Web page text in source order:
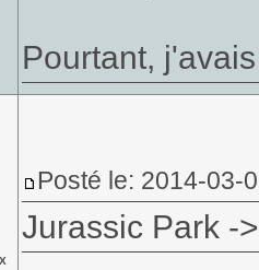
Pourtant,
Posté le: 2014-03-
Jurassic Park -